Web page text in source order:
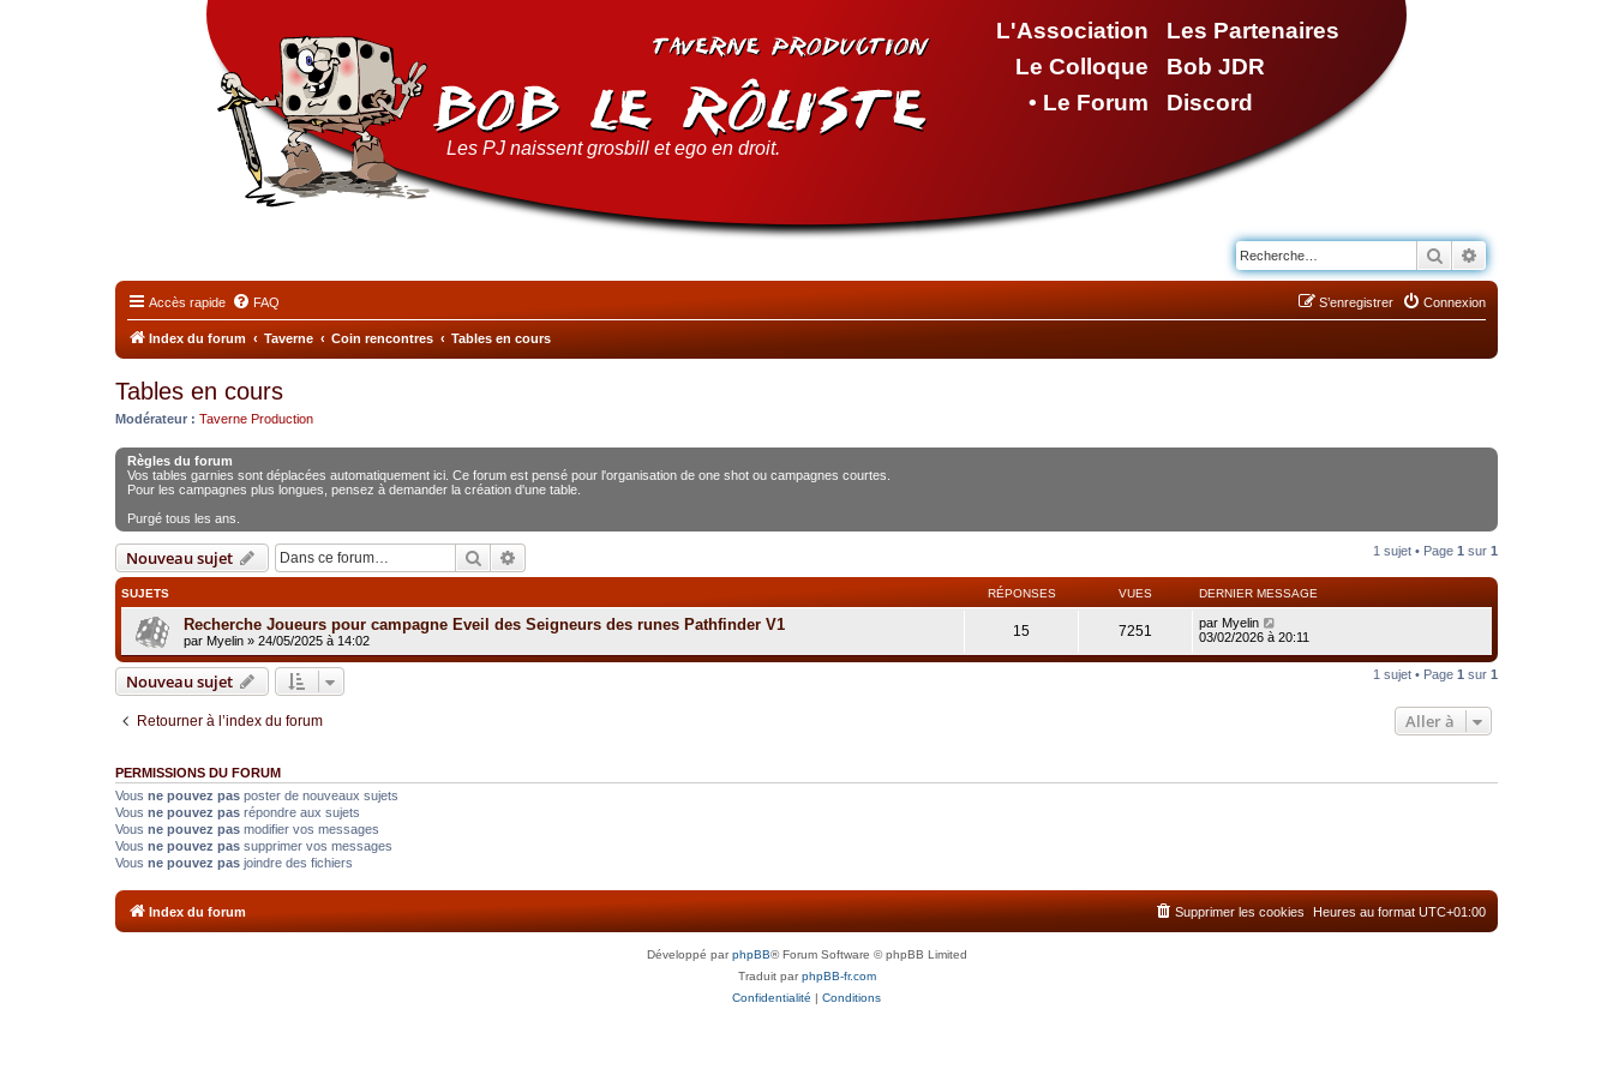
L'Association
Le Colloque
• Le Forum
Les Partenaires
Bob JDR
Discord
Les PJ naissent grosbill et ego en droit.
Rechercher
Accès rapide FAQ Connexion
S’enregistrer
Index du forum Taverne Coin rencontres Tables en cours
Tables en cours
Modérateur : Taverne Production
Règles du forum
Vos tables garnies sont déplacées automatiquement ici. Ce forum est pensé pour l'organisation de one shot ou campagnes courtes.
Pour les campagnes plus longues, pensez à demander la création d'une table.
Purgé tous les ans.
Nouveau sujet Rechercher 1 sujet • Page 1 sur 1
SUJETS RÉPONSES VUES DERNIER MESSAGE
Recherche Joueurs pour campagne Eveil des Seigneurs des runes Pathfinder V1
par Myelin » 24/05/2025 à 14:02
15 7251 par Myelin
03/02/2026 à 20:11
Nouveau sujet 1 sujet • Page 1 sur 1
Retourner à l’index du forum Aller à
PERMISSIONS DU FORUM
Vous ne pouvez pas poster de nouveaux sujets
Vous ne pouvez pas répondre aux sujets
Vous ne pouvez pas modifier vos messages
Vous ne pouvez pas supprimer vos messages
Vous ne pouvez pas joindre des fichiers
Index du forum Heures au format UTC+01:00
Supprimer les cookies
Développé parphpBB® Forum Software © phpBB Limited
Traduit parphpBB-fr.com
Confidentialité | Conditions